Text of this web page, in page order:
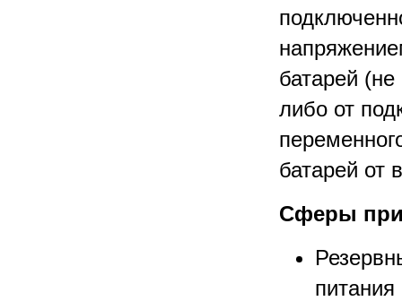
батарей (не
либо от
батарей от
Сферы